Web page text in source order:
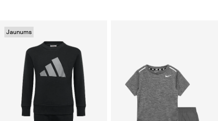
Jaunums